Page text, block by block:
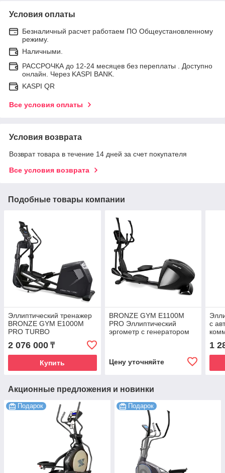
Условия оплаты
Безналичный расчет работаем ПО Общеустановленному
режиму.
Наличными.
РАССРОЧКА до 12-24 месяцев без переплаты . Доступно
онлайн. Через KASPI BANK.
KASPI QR
Все условия оплаты
Условия возврата
Возврат товара в течение 14 дней за счет покупателя
Все условия возврата
Подобные товары компании
Эллиптический тренажер
BRONZE GYM E1000M
PRO TURBO
2 076 000 ₸
Купить
BRONZE GYM E1100M
PRO Эллиптический
эргометр с генератором
Цену уточняйте
с
1
Акционные предложения и новинки
Подарок Подарок